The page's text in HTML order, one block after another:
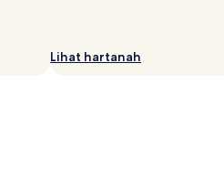
Lihat hartanah